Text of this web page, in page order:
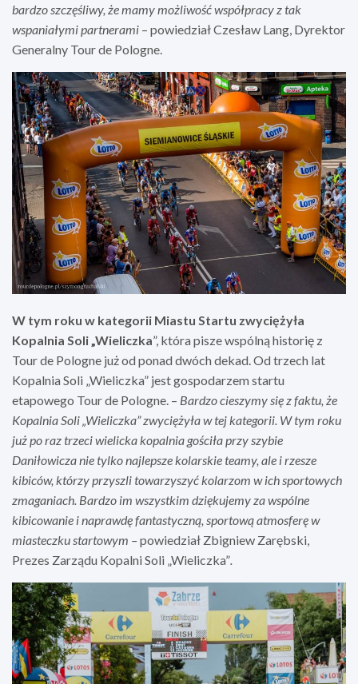
bardzo szczęśliwy, że mamy możliwość współpracy z tak
wspaniałymi partnerami – powiedział Czesław Lang, Dyrektor
Generalny Tour de Pologne.
W tym roku w kategorii Miastu Startu zwyciężyła
Kopalnia Soli „Wieliczka”, która pisze wspólną historię z
Tour de Pologne już od ponad dwóch dekad. Od trzech lat
Kopalnia Soli „Wieliczka” jest gospodarzem startu
etapowego Tour de Pologne. – Bardzo cieszymy się z faktu, że
Kopalnia Soli „Wieliczka” zwyciężyła w tej kategorii. W tym roku
już po raz trzeci wielicka kopalnia gościła przy szybie
Daniłowicza nie tylko najlepsze kolarskie teamy, ale i rzesze
kibiców, którzy przyszli towarzyszyć kolarzom w ich sportowych
zmaganiach. Bardzo im wszystkim dziękujemy za wspólne
kibicowanie i naprawdę fantastyczną, sportową atmosferę w
miasteczku startowym –powiedział Zbigniew Zarębski,
Prezes Zarządu Kopalni Soli „Wieliczka”.